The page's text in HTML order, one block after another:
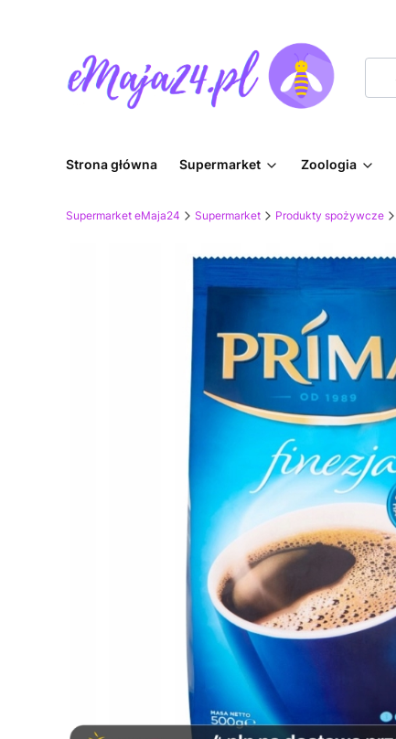
Strona główna Supermarket Zoologia
Supermarket eMaja24 Supermarket Produkty spożywcze